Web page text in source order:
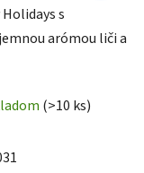
s
arómou liči a
(>10 ks)